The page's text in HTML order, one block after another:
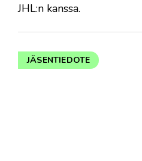
JHL:n kanssa.
JÄSENTIEDOTE